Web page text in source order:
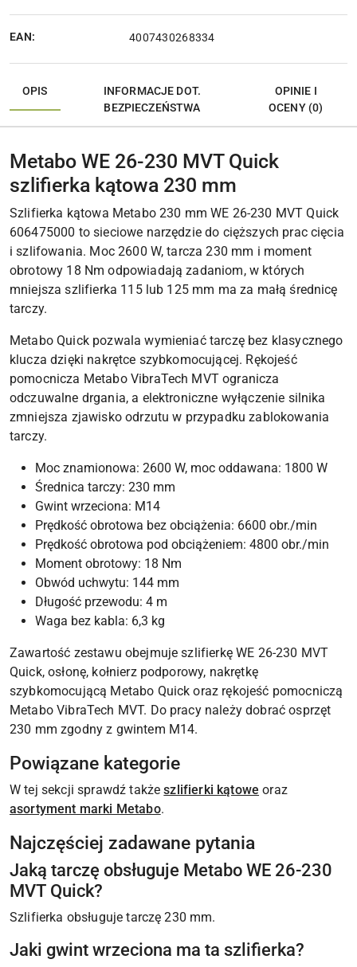
EAN: 4007430268334
OPIS
INFORMACJE DOT.
BEZPIECZEŃSTWA
OPINIE I
OCENY (0)
Metabo WE 26-230 MVT Quick
szlifierka kątowa 230 mm
Szlifierka kątowa Metabo 230 mm WE 26-230 MVT Quick
606475000 to sieciowe narzędzie do cięższych prac cięcia
i szlifowania. Moc 2600 W, tarcza 230 mm i moment
obrotowy 18 Nm odpowiadają zadaniom, w których
mniejsza szlifierka 115 lub 125 mm ma za małą średnicę
tarczy.
Metabo Quick pozwala wymieniać tarczę bez klasycznego
klucza dzięki nakrętce szybkomocującej. Rękojeść
pomocnicza Metabo VibraTech MVT ogranicza
odczuwalne drgania, a elektroniczne wyłączenie silnika
zmniejsza zjawisko odrzutu w przypadku zablokowania
tarczy.
Moc znamionowa: 2600 W, moc oddawana: 1800 W
Średnica tarczy: 230 mm
Gwint wrzeciona: M14
Prędkość obrotowa bez obciążenia: 6600 obr./min
Prędkość obrotowa pod obciążeniem: 4800 obr./min
Moment obrotowy: 18 Nm
Obwód uchwytu: 144 mm
Długość przewodu: 4 m
Waga bez kabla: 6,3 kg
Zawartość zestawu obejmuje szlifierkę WE 26-230 MVT
Quick, osłonę, kołnierz podporowy, nakrętkę
szybkomocującą Metabo Quick oraz rękojeść pomocniczą
Metabo VibraTech MVT. Do pracy należy dobrać osprzęt
230 mm zgodny z gwintem M14.
Powiązane kategorie
W tej sekcji sprawdź takżeszlifierki kątowe oraz
asortyment marki Metabo.
Najczęściej zadawane pytania
Jaką tarczę obsługuje Metabo WE 26-230
MVT Quick?
Szlifierka obsługuje tarczę 230 mm.
Jaki gwint wrzeciona ma ta szlifierka?